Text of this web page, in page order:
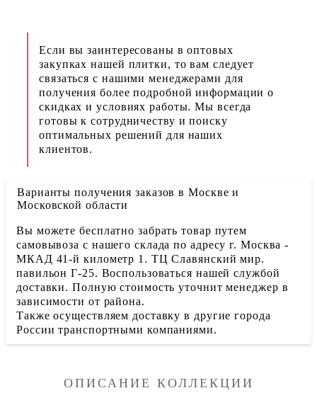
Если вы заинтересованы в оптовых
закупках нашей плитки, то вам следует
связаться с нашими менеджерами для
получения более подробной информации о
скидках и условиях работы. Мы всегда
готовы к сотрудничеству и поиску
оптимальных решений для наших
клиентов.
Варианты получения заказов в Москве и
Московской области
Вы можете бесплатно забрать товар путем
самовывоза с нашего склада по адресу г. Москва -
МКАД 41-й километр 1. ТЦ Славянский мир.
павильон Г-25. Воспользоваться нашей службой
доставки. Полную стоимость уточнит менеджер в
зависимости от района.
Также осуществляем доставку в другие города
России транспортными компаниями.
ОПИСАНИЕ КОЛЛЕКЦИИ